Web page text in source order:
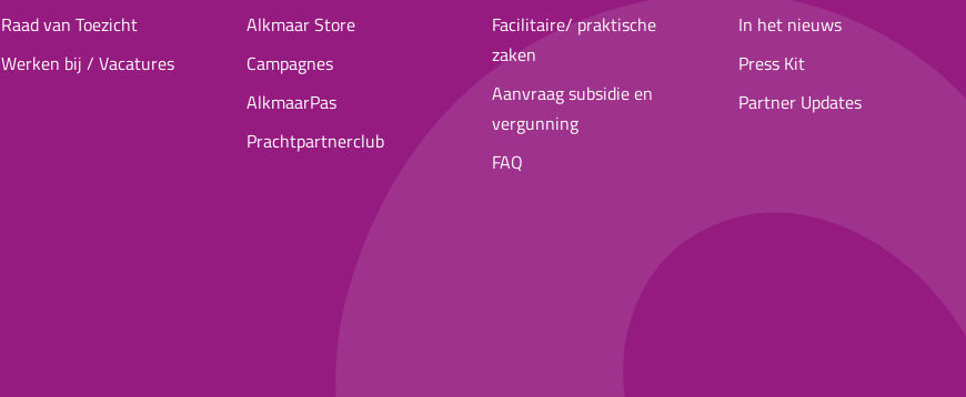
Raad van Toezicht
Werken bij / Vacatures
Alkmaar Store
Campagnes
AlkmaarPas
Prachtpartnerclub
Facilitaire/ praktische
zaken
Aanvraag subsidie en
vergunning
FAQ
In het nieuws
Press Kit
Partner Updates